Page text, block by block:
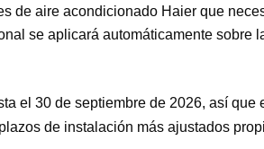
de aire acondicionado Haier que
se aplicará automáticamente sobre
el 30 de septiembre de 2026, así que
de instalación más ajustados